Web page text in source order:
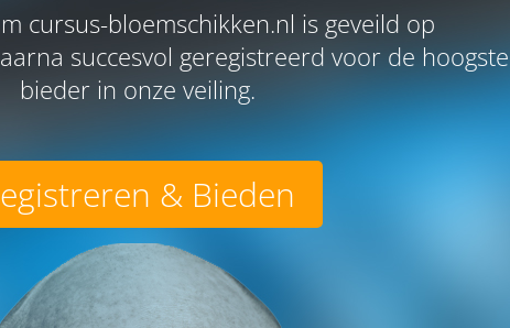
cursus-bloemschikken.nl is geveild op
succesvol geregistreerd voor de hoogste
bieder in onze veiling.
& Bieden